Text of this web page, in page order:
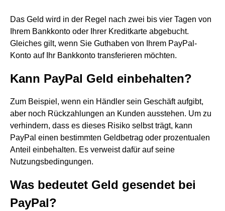
Das Geld wird in der Regel nach zwei bis vier Tagen von
Ihrem Bankkonto oder Ihrer Kreditkarte abgebucht.
Gleiches gilt, wenn Sie Guthaben von Ihrem PayPal-
Konto auf Ihr Bankkonto transferieren möchten.
Kann PayPal Geld einbehalten?
Zum Beispiel, wenn ein Händler sein Geschäft aufgibt,
aber noch Rückzahlungen an Kunden ausstehen. Um zu
verhindern, dass es dieses Risiko selbst trägt, kann
PayPal einen bestimmten Geldbetrag oder prozentualen
Anteil einbehalten. Es verweist dafür auf seine
Nutzungsbedingungen.
Was bedeutet Geld gesendet bei
PayPal?